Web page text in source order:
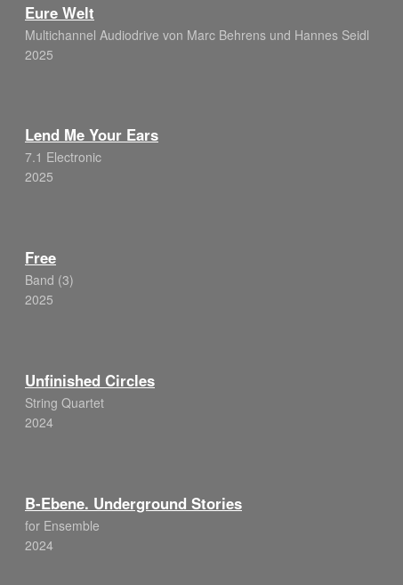
Eure Welt
Multichannel Audiodrive von Marc Behrens und Hannes Seidl
2025
Lend Me Your Ears
7.1 Electronic
2025
Free
Band (3)
2025
Unfinished Circles
String Quartet
2024
B-Ebene. Underground Stories
for Ensemble
2024